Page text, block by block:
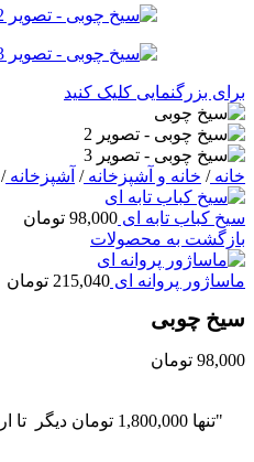
برای بزرگنمایی کلیک کنید
خانه/ خانه و آشپزخانه/ آشپزخانه/
سیخ کباب تابه ای 98,000 تومان
بازگشت به محصولات
ماساژور پروانه ای 215,040 تومان
سیخ چوبی
98,000 تومان
"تنها 1,800,000 تومان دیگر تا